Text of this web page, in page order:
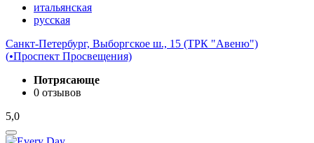
итальянская
русская
Санкт-Петербург, Выборгское ш., 15 (ТРК "Авеню")
(•Проспект Просвещения)
Потрясающе
0 отзывов
5,0